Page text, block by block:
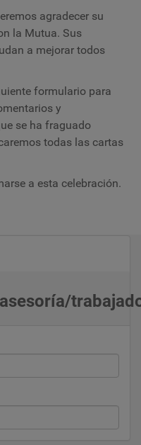
agradecer su
la Mutua. Sus
a mejorar todos
formulario para
y
se ha fraguado
todas las cartas
a esta celebración.